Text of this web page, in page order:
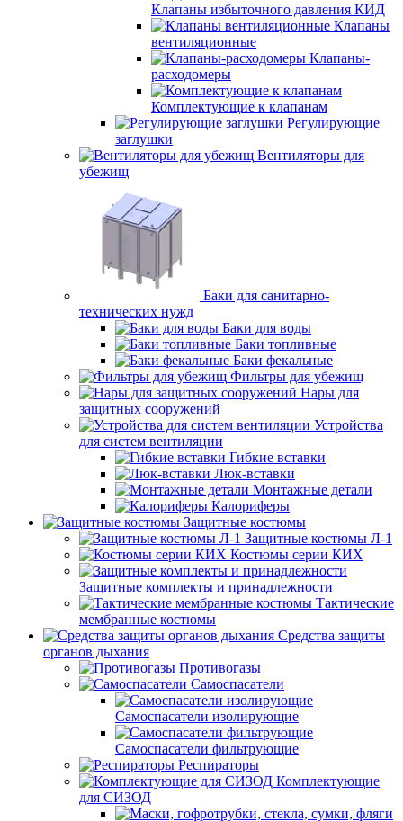
Клапаны избыточного давления КИД
Клапаны
вентиляционные
Клапаны-
расходомеры
Комплектующие к клапанам
Регулирующие
заглушки
Вентиляторы для
убежищ
Баки для санитарно-
технических нужд
Баки для воды
Баки топливные
Баки фекальные
Фильтры для убежищ
Нары для
защитных сооружений
Устройства
для систем вентиляции
Гибкие вставки
Люк-вставки
Монтажные детали
Калориферы
Защитные костюмы
Защитные костюмы Л-1
Костюмы серии КИХ
Защитные комплекты и принадлежности
Тактические
мембранные костюмы
Средства защиты
органов дыхания
Противогазы
Самоспасатели
Самоспасатели изолирующие
Самоспасатели фильтрующие
Респираторы
Комплектующие
для СИЗОД